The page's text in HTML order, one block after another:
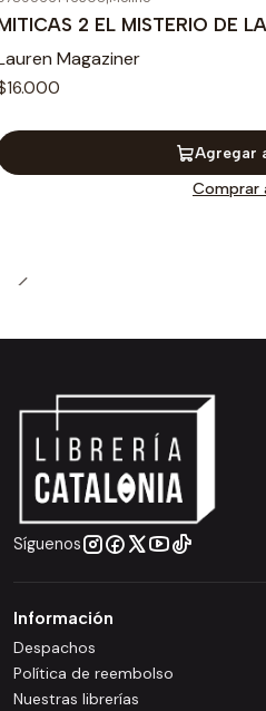
2 EL MISTERIO DE
Magaziner
Agregar
Comprar
Síguenos
Información
Despachos
Política de reembolso
Nuestras librerías